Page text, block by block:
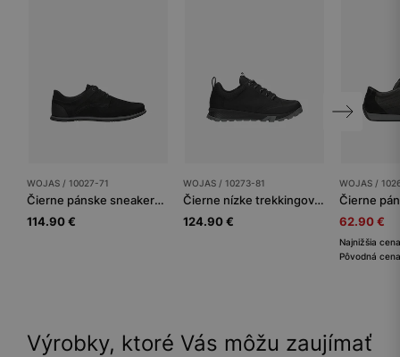
WOJAS / 10027-71
Čierne pánske sneakersy na plochej podrážke
114.90 €
WOJAS / 10273-81
Čierne nízke trekkingové topánky pre mužov z crazy horse kože a textilného materiálu
124.90 €
WOJAS /
62.90 €
Najnižšia
Pôvodná
Výrobky, ktoré Vás môžu zaujímať